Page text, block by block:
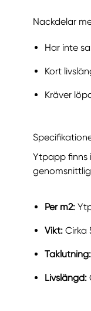
Nackdelar
Har inte
Kort
Kräver
Ytpapp finns
Per m2:
Vikt: Cirka
Taklutning:
Livslängd: